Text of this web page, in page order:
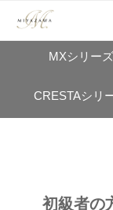
ス
Atelierシリー
MXシリーズ
CRESTAシリ
初級者の